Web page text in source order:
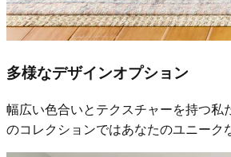
多様なデザインオプション
幅広い色合いとテクスチャーを持つ
のコレクションではあなたのユニーク